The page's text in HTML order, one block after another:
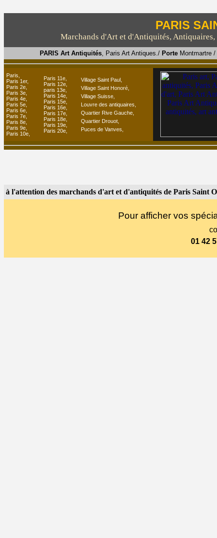
PARIS
Marchands d'Art et d'Antiquités,
PARIS Art Antiquités, Paris Art Antiques./ PorteMontmartre
Paris,
Paris 1er,
Paris 2e,
Paris 3e,
Paris 4e,
Paris 5e,
Paris 6e,
Paris 7e,
Paris 8e,
Paris 9e,
Paris 10e,
Paris 11e,
Paris 12e,
paris 13e,
Paris 14e,
Paris 15e,
Paris 16e,
Paris 17e,
Paris 18e,
Paris 19e,
Paris 20e,
Village Saint Paul,
Village Saint Honoré
Village Suisse,
Louvre des antiquaires,
Quartier Rive Gauche,
Quartier Drouot,
Puces de Vanves,
à l'attention des marchands d'art et d'antiquités de Paris Saint
Pour afficher vos
01 42